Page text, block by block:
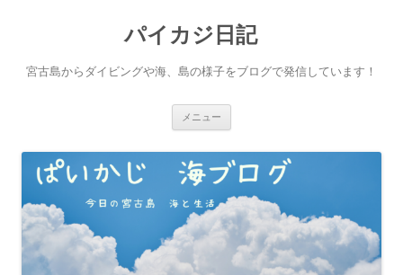
パイカジ日記
宮古島からダイビングや海、島の様子をブログで発信しています！
メニュー
ツ
へ
ス
キ
ッ
プ